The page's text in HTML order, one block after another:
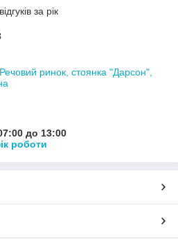
за рік
ринок, стоянка "Дарсон",
до 13:00
роботи